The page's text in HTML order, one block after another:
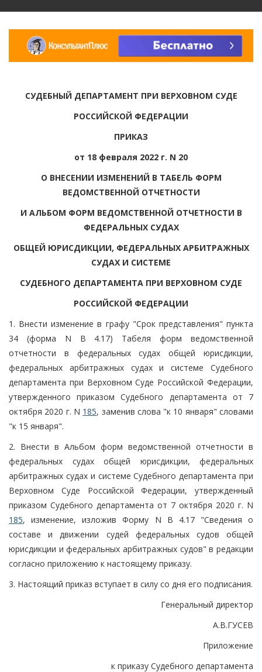
СУДЕБНЫЙ ДЕПАРТАМЕНТ ПРИ ВЕРХОВНОМ СУДЕ
РОССИЙСКОЙ ФЕДЕРАЦИИ
ПРИКАЗ
от 18 февраля 2022 г. N 20
О ВНЕСЕНИИ ИЗМЕНЕНИЙ В ТАБЕЛЬ ФОРМ
ВЕДОМСТВЕННОЙ ОТЧЕТНОСТИ
И АЛЬБОМ ФОРМ ВЕДОМСТВЕННОЙ ОТЧЕТНОСТИ В
ФЕДЕРАЛЬНЫХ СУДАХ
ОБЩЕЙ ЮРИСДИКЦИИ, ФЕДЕРАЛЬНЫХ АРБИТРАЖНЫХ
СУДАХ И СИСТЕМЕ
СУДЕБНОГО ДЕПАРТАМЕНТА ПРИ ВЕРХОВНОМ СУДЕ
РОССИЙСКОЙ ФЕДЕРАЦИИ
1. Внести изменение в графу "Срок представления" пункта
34 (форма N В 4.17) Табеля форм ведомственной
отчетности в федеральных судах общей юрисдикции,
федеральных арбитражных судах и системе Судебного
департамента при Верховном Суде Российской Федерации,
утвержденного приказом Судебного департамента от 7
октября 2020 г. N 185, заменив слова "к 10 января" словами
"к 15 января".
2. Внести в Альбом форм ведомственной отчетности в
федеральных судах общей юрисдикции, федеральных
арбитражных судах и системе Судебного департамента при
Верховном Суде Российской Федерации, утвержденный
приказом Судебного департамента от 7 октября 2020 г. N
185, изменение, изложив Форму N В 4.17 "Сведения о
составе и движении судей федеральных судов общей
юрисдикции и федеральных арбитражных судов" в редакции
согласно приложению к настоящему приказу.
3. Настоящий приказ вступает в силу со дня его подписания.
Генеральный директор
А.В.ГУСЕВ
Приложение
к приказу Судебного департамента